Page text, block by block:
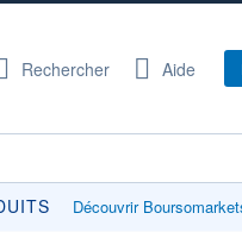
Rechercher Aide
INVESTIR À 0€ DE
Découvrir